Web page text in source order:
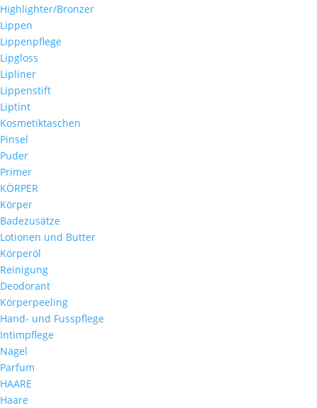
Highlighter/Bronzer
Lippen
Lippenpflege
Lipgloss
Lipliner
Lippenstift
Liptint
Kosmetiktaschen
Pinsel
Puder
Primer
KÖRPER
Körper
Badezusätze
Lotionen und Butter
Körperöl
Reinigung
Deodorant
Körperpeeling
Hand- und Fusspflege
Intimpflege
Nägel
Parfum
HAARE
Haare